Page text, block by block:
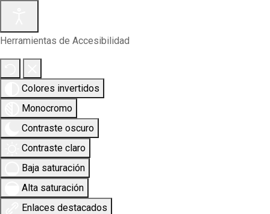
Herramientas de Accesibilidad
Colores invertidos
Monocromo
Contraste oscuro
Contraste claro
Baja saturación
Alta saturación
Enlaces destacados